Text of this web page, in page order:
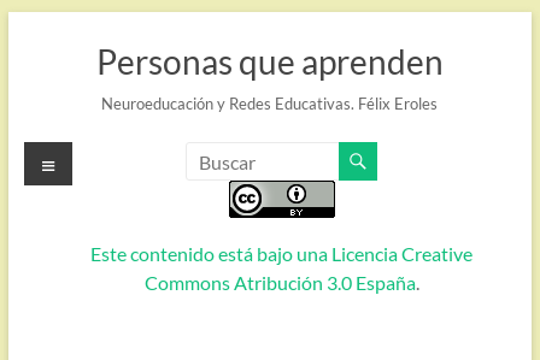
Personas que aprenden
Neuroeducación y Redes Educativas. Félix Eroles
Este contenido está bajo una Licencia Creative
Commons Atribución 3.0 España.
Menú